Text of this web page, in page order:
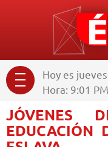
Hoy es
Hora: 9:01 PM
JÓVENES
EDUCACIÓN